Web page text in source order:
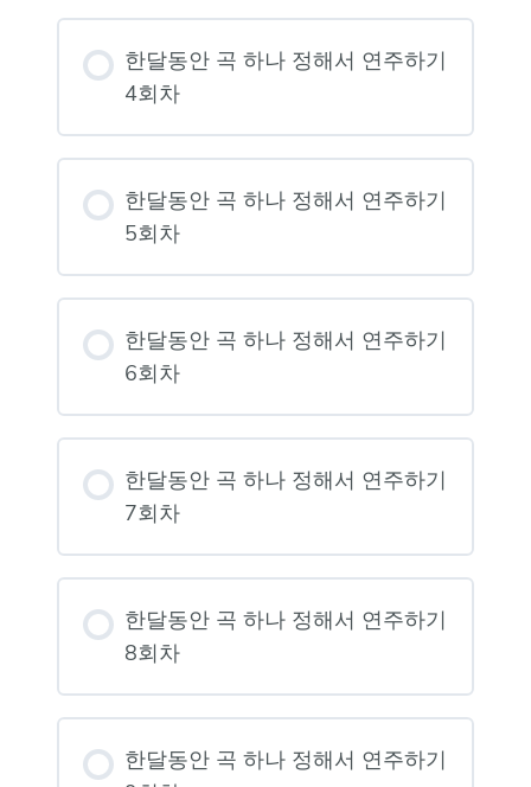
한달동안 곡 하나 정해서 연주하기
4회차
한달동안 곡 하나 정해서 연주하기
5회차
한달동안 곡 하나 정해서 연주하기
6회차
한달동안 곡 하나 정해서 연주하기
7회차
한달동안 곡 하나 정해서 연주하기
8회차
한달동안 곡 하나 정해서 연주하기